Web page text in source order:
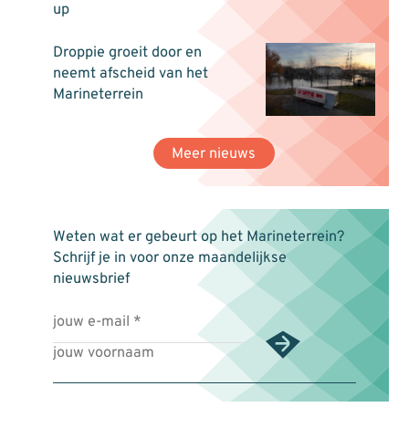
up
Droppie groeit door en
neemt afscheid van het
Marineterrein
Meer nieuws
Weten wat er gebeurt op het Marineterrein?
Schrijf je in voor onze maandelijkse
nieuwsbrief